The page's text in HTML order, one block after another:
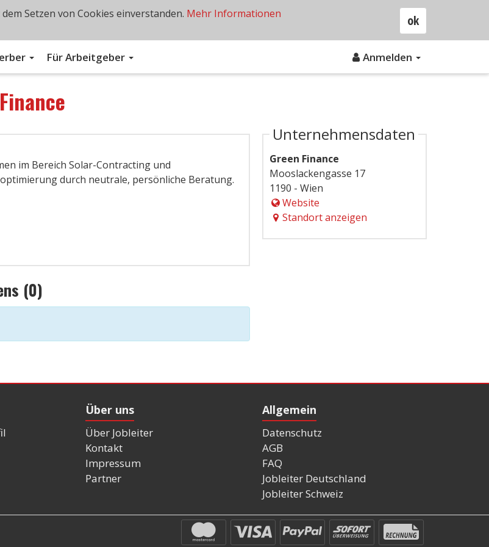
Für Arbeitgeber Anmelden
im Bereich Solar-Contracting und
durch neutrale, persönliche Beratung.
Unternehmensdaten
Green Finance
Mooslackengasse 17
1190 - Wien
Website
Standort anzeigen
(0)
Über uns
Über Jobleiter
Kontakt
Impressum
Partner
Allgemein
Datenschutz
AGB
FAQ
Jobleiter Deutschland
Jobleiter Schweiz
ok
Setzen von Cookies einverstanden. Mehr Informationen